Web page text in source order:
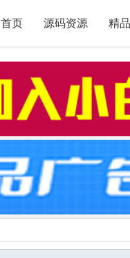
首页 源码资源 精